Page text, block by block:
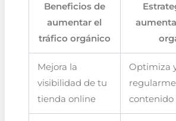
Beneficios de
aumentar el
tráfico orgánico
Mejora la
visibilidad de tu
tienda online
Optimiza
contenido